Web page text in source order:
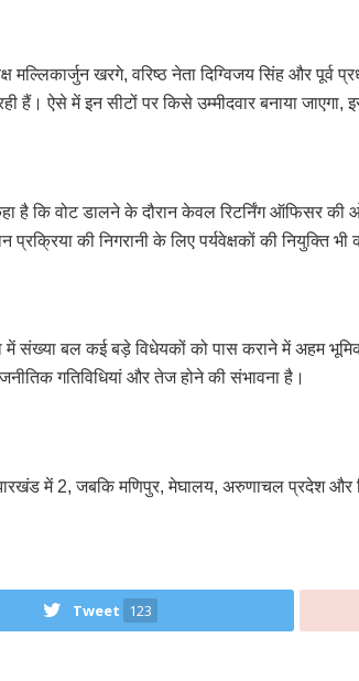
खरगे, वरिष्ठ नेता दिग्विजय सिंह और पूर्व
हैं। ऐसे में इन सीटों पर किसे उम्मीदवार बनाया जाएगा,
कि वोट डालने के दौरान केवल रिटर्निंग ऑफिसर की
की निगरानी के लिए पर्यवेक्षकों की नियुक्ति भी
में संख्या बल कई बड़े विधेयकों को पास कराने में अहम
गतिविधियां और तेज होने की संभावना है।
में 2, जबकि मणिपुर, मेघालय, अरुणाचल प्रदेश और
Tweet 123